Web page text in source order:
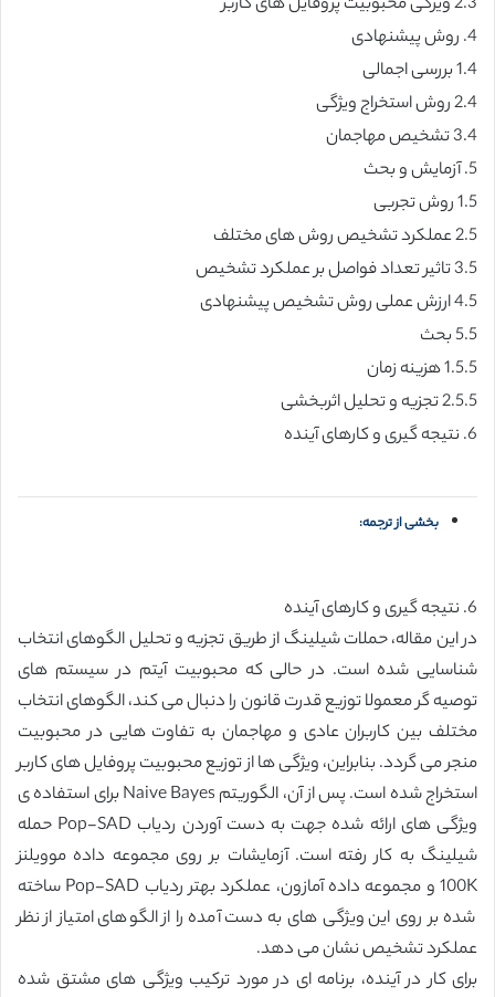
4. روش پیشنهادی
1.4 بررسی اجمالی
2.4 روش استخراج ویژگی
3.4 تشخیص مهاجمان
5. آزمایش و بحث
1.5 روش تجربی
2.5 عملکرد تشخیص روش های مختلف
3.5 تاثیر تعداد فواصل بر عملکرد تشخیص
4.5 ارزش عملی روش تشخیص پیشنهادی
5.5 بحث
1.5.5 هزینه زمان
2.5.5 تجزیه و تحلیل اثربخشی
6. نتیجه گیری و کارهای آینده
بخشی از ترجمه:
6. نتیجه گیری و کارهای آینده
در این مقاله، حملات شیلینگ از طریق تجزیه و تحلیل الگوهای انتخاب
شناسایی شده است. در حالی که محبوبیت آیتم در سیستم های
توصیه گر معمولا توزیع قدرت قانون را دنبال می کند، الگوهای انتخاب
مختلف بین کاربران عادی و مهاجمان به تفاوت هایی در محبوبیت
منجر می گردد. بنابراین، ویژگی ها از توزیع محبوبیت پروفایل های کاربر
استخراج شده است. پس از آن، الگوریتم Naive Bayes برای استفاده ی
ویژگی های ارائه شده جهت به دست آوردن ردیاب Pop-SAD حمله
شیلینگ به کار رفته است. آزمایشات بر روی مجموعه داده موویلنز
100K و مجموعه داده آمازون، عملکرد بهتر ردیاب Pop-SAD ساخته
شده بر روی این ویژگی های به دست آمده را از الگوهای امتیاز از نظر
عملکرد تشخیص نشان می دهد.
برای کار در آینده، برنامه ای در مورد ترکیب ویژگی های مشتق شده